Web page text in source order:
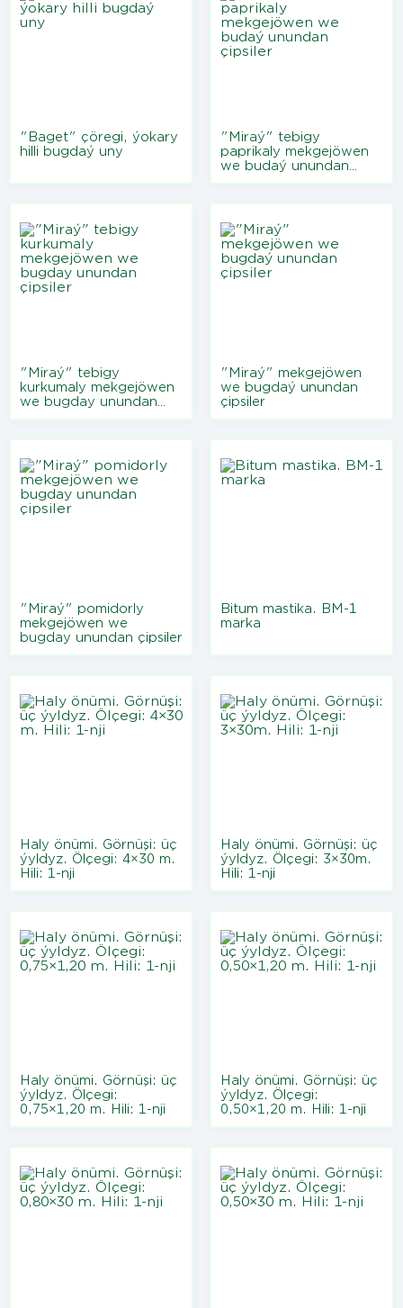
"Baget" çöregi, ýokary
hilli bugdaý uny
"Miraý" tebigy
paprikaly mekgejöwen
we budaý unundan
"Miraý" tebigy
kurkumaly mekgejöwen
we bugday unundan
"Miraý" mekgejöwen
we bugdaý unundan
çipsiler
"Miraý" pomidorly
mekgejöwen we
bugday unundan çipsiler
Bitum mastika. BM-1
marka
Haly önümi. Görnüşi: üç
ýyldyz. Ölçegi: 4×30 m.
Hili: 1-nji
Haly önümi. Görnüşi: üç
ýyldyz. Ölçegi: 3×30m.
Hili: 1-nji
Haly önümi. Görnüşi: üç
ýyldyz. Ölçegi:
0,75×1,20 m. Hili: 1-nji
Haly önümi. Görnüşi: üç
ýyldyz. Ölçegi:
0,50×1,20 m. Hili: 1-nji